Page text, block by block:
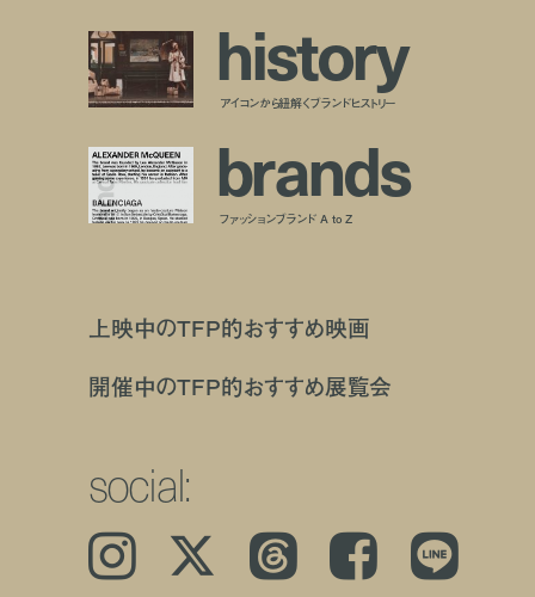
history
アイコンから紐解くブランドヒストリー
brands
ファッションブランド A to Z
上映中のTFP的おすすめ映画
開催中のTFP的おすすめ展覧会
social:
Instagram 𝕏 Threads Facebook LINE